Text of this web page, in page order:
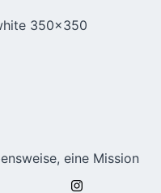
eine Mission